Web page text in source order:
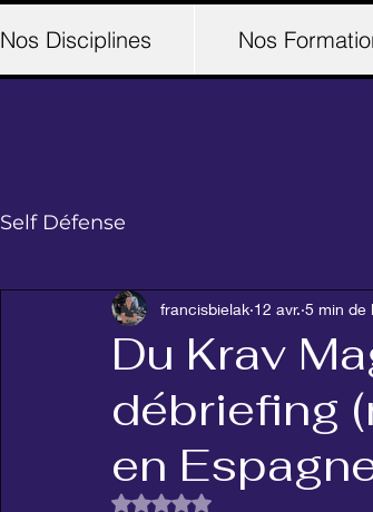
Nos Disciplines Nos
Self Défense
Du Krav
débriefing
en
francisbielak 12 avr. 5 min de
Noté NaN étoiles sur 5.